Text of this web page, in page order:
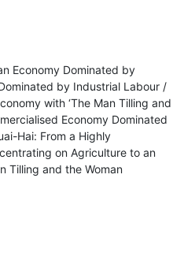
Economy Dominated by
by Industrial Labour /
with ‘The Man Tilling and
Economy Dominated
Hai: From a Highly
on Agriculture to an
Tilling and the Woman